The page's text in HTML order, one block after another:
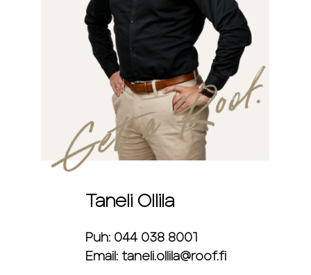
Taneli Ollila
Puh: 044 038 8001
Email: taneli.ollila@roof.fi